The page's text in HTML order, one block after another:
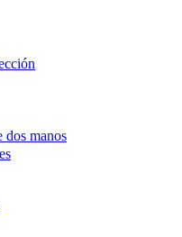
dos manos